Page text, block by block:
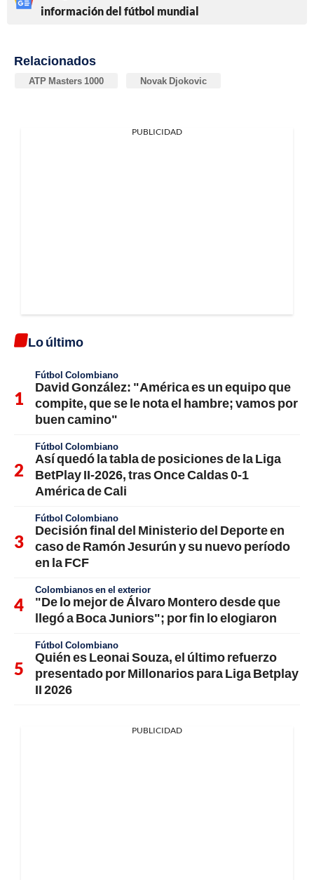
información del fútbol mundial
Relacionados
ATP Masters 1000 Novak Djokovic
PUBLICIDAD
Lo último
Fútbol Colombiano
David González: "América es un equipo que
compite, que se le nota el hambre; vamos por
buen camino"
Fútbol Colombiano
Así quedó la tabla de posiciones de la Liga
BetPlay II-2026, tras Once Caldas 0-1
América de Cali
Fútbol Colombiano
Decisión final del Ministerio del Deporte en
caso de Ramón Jesurún y su nuevo período
en la FCF
Colombianos en el exterior
"De lo mejor de Álvaro Montero desde que
llegó a Boca Juniors"; por fin lo elogiaron
Fútbol Colombiano
Quién es Leonai Souza, el último refuerzo
presentado por Millonarios para Liga Betplay
II 2026
PUBLICIDAD